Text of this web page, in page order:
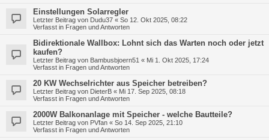
Einstellungen Solarregler
Letzter Beitrag von Dudu37 « So 12. Okt 2025, 08:22
Verfasst in Fragen und Antworten
Bidirektionale Wallbox: Lohnt sich das Warten noch oder jetzt
kaufen?
Letzter Beitrag von Bambusbjoern51 « Mi 1. Okt 2025, 17:24
Verfasst in Fragen und Antworten
20 KW Wechselrichter aus Speicher betreiben?
Letzter Beitrag von DieterB « Mi 17. Sep 2025, 08:18
Verfasst in Fragen und Antworten
2000W Balkonanlage mit Speicher - welche Bautteile?
Letzter Beitrag von PVfan « So 14. Sep 2025, 21:10
Verfasst in Fragen und Antworten